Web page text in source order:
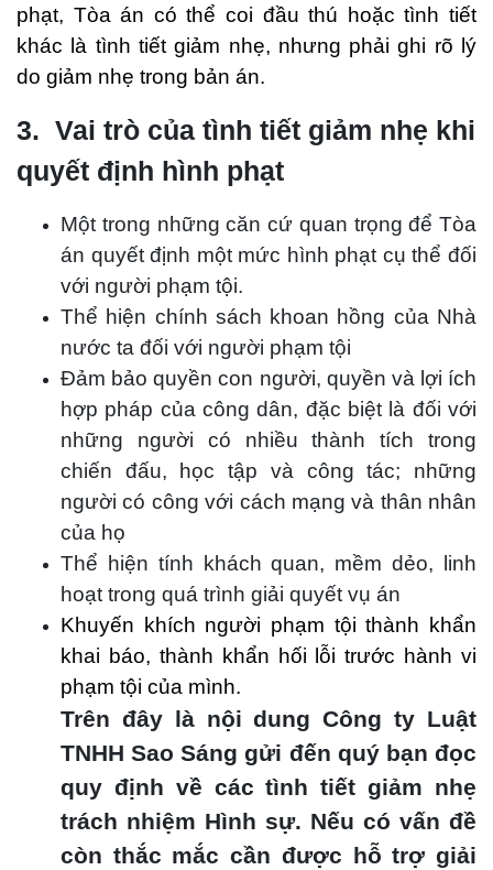
phạt, Tòa án có thể coi đầu thú hoặc tình tiết
khác là tình tiết giảm nhẹ, nhưng phải ghi rõ lý
do giảm nhẹ trong bản án.
3. Vai trò của tình tiết giảm nhẹ khi
quyết định hình phạt
Một trong những căn cứ quan trọng để Tòa
án quyết định một mức hình phạt cụ thể đối
với người phạm tội.
Thể hiện chính sách khoan hồng của Nhà
nước ta đối với người phạm tội
Đảm bảo quyền con người, quyền và lợi ích
hợp pháp của công dân, đặc biệt là đối với
những người có nhiều thành tích trong
chiến đấu, học tập và công tác; những
người có công với cách mạng và thân nhân
của họ
Thể hiện tính khách quan, mềm dẻo, linh
hoạt trong quá trình giải quyết vụ án
Khuyến khích người phạm tội thành khẩn
khai báo, thành khẩn hối lỗi trước hành vi
phạm tội của mình.
Trên đây là nội dung Công ty Luật
TNHH Sao Sáng gửi đến quý bạn đọc
quy định về các tình tiết giảm nhẹ
trách nhiệm Hình sự. Nếu có vấn đề
còn thắc mắc cần được hỗ trợ giải